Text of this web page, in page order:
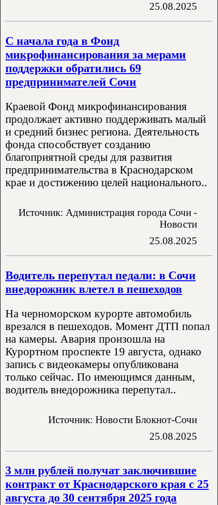
25.08.2025
С начала года в Фонд
микрофинансирования за мерами
поддержки обратились 69
предпринимателей Сочи
Краевой Фонд микрофинансирования
продолжает активно поддерживать малый
и средний бизнес региона. Деятельность
фонда способствует созданию
благоприятной среды для развития
предпринимательства в Краснодарском
крае и достижению целей национального..
Источник: Администрация города Сочи -
Новости
25.08.2025
Водитель перепутал педали: в Сочи
внедорожник влетел в пешеходов
На черноморском курорте автомобиль
врезался в пешеходов. Момент ДТП попал
на камеры. Авария произошла на
Курортном проспекте 19 августа, однако
запись с видеокамеры опубликована
только сейчас. По имеющимся данным,
водитель внедорожника перепутал..
Источник: Новости Блокнот-Сочи
25.08.2025
3 млн рублей получат заключившие
контракт от Краснодарского края с 25
августа до 30 сентября 2025 года